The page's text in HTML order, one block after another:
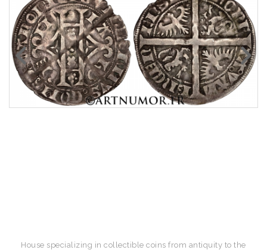
House specializing in collectible coins from antiquity to the